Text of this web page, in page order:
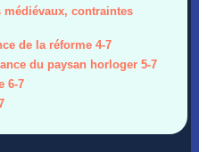
médiévaux, contraintes
de la réforme 4-7
du paysan horloger 5-7
6-7